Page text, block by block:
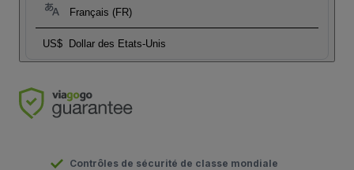
Français (FR)
US$ Dollar des Etats-Unis
Contrôles de sécurité de classe mondiale